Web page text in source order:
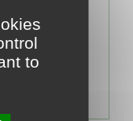
DURABL
to